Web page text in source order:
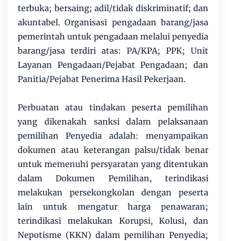
terbuka; bersaing; adil/tidak diskriminatif; dan
akuntabel. Organisasi pengadaan barang/jasa
pemerintah untuk pengadaan melalui penyedia
barang/jasa terdiri atas: PA/KPA; PPK; Unit
Layanan Pengadaan/Pejabat Pengadaan; dan
Panitia/Pejabat Penerima Hasil Pekerjaan.
Perbuatan atau tindakan peserta pemilihan
yang dikenakah sanksi dalam pelaksanaan
pemilihan Penyedia adalah: menyampaikan
dokumen atau keterangan palsu/tidak benar
untuk memenuhi persyaratan yang ditentukan
dalam Dokumen Pemilihan, terindikasi
melakukan persekongkolan dengan peserta
lain untuk mengatur harga penawaran;
terindikasi melakukan Korupsi, Kolusi, dan
Nepotisme (KKN) dalam pemilihan Penyedia;